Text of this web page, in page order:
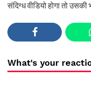
संदिग्ध वीडियो होगा तो उसकी
What's your